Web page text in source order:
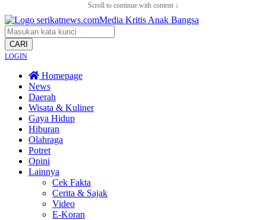
Scroll to continue with content ↓
CARI
LOGIN
Homepage
News
Daerah
Wisata & Kuliner
Gaya Hidup
Hiburan
Olahraga
Potret
Opini
Lainnya
Cek Fakta
Cerita & Sajak
Video
E-Koran